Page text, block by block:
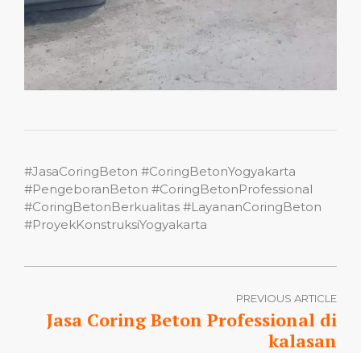
#JasaCoringBeton #CoringBetonYogyakarta
#PengeboranBeton #CoringBetonProfessional
#CoringBetonBerkualitas #LayananCoringBeton
#ProyekKonstruksiYogyakarta
PREVIOUS ARTICLE
Jasa Coring Beton Professional di
kalasan